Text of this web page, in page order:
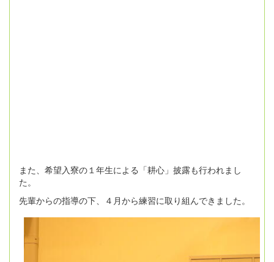
また、希望入寮の１年生による「耕心」披露も行われまし
た。
先輩からの指導の下、４月から練習に取り組んできました。